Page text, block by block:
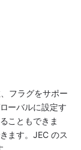
フラグをサポー
ーバルに設定す
こともできま
ます。JEC のス